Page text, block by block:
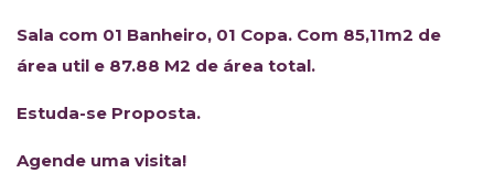
Sala com 01 Banheiro, 01 Copa. Com 85,11m2 de
área util e 87.88 M2 de área total.
Estuda-se Proposta.
Agende uma visita!